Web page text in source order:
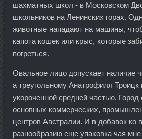
шахматных школ - в Московском
школьников на Ленинских горах.
животные нападают на машины,
капота кошек или крыс, которые
погреться.
Овальное лицо допускает наличие
а треугольному Анатрофилл Троицк
укороченной средней частью. Город
основных коммерческих,
центров Австралии. И в добавок ко
разнообразию еще упаковка чая